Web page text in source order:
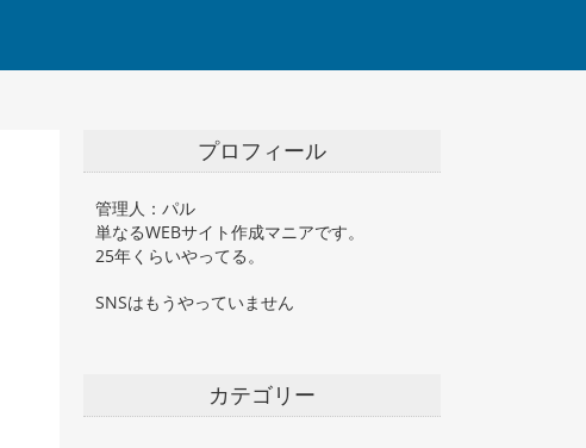
プロフィール
管理人：パル
単なるWEBサイト作成マニアです。
25年くらいやってる。
SNSはもうやっていません
カテゴリー